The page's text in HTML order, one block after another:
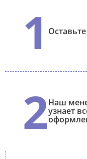
1
2Наш
узнает